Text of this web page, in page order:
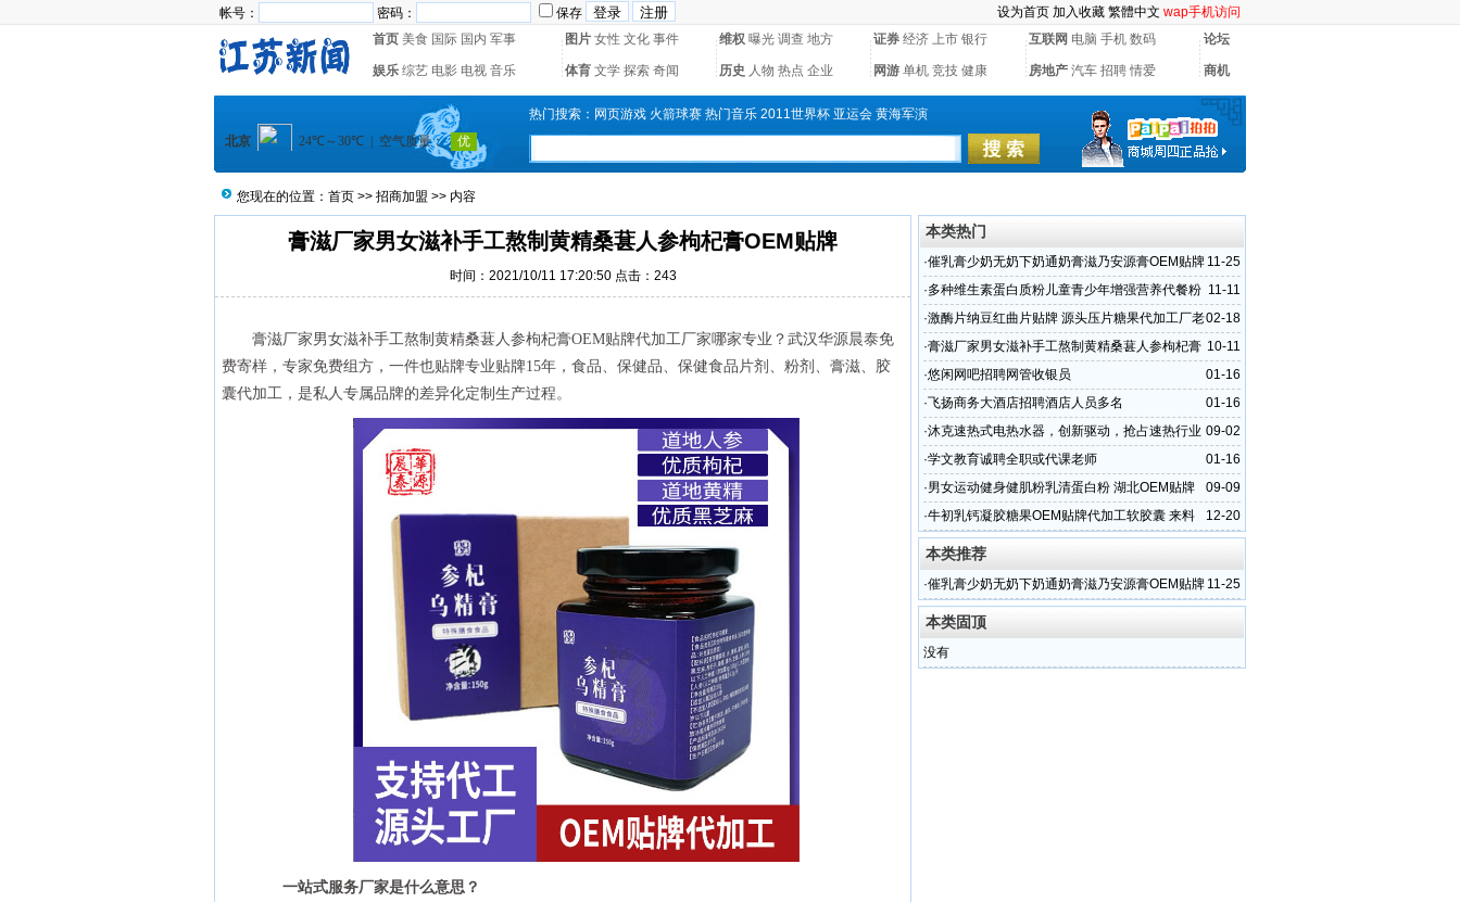
帐号： 密码： 保存 设为首页 加入收藏 繁體中文 wap手机访问
首页 美食 国际 国内 军事 图片 女性 文化 事件 维权 曝光 调查 地方 证券 经济 上市 银行 互联网 电脑 手机 数码 论坛
娱乐 综艺 电影 电视 音乐 体育 文学 探索 奇闻 历史 人物 热点 企业 网游 单机 竞技 健康 房地产 汽车 招聘 情爱 商机
热门搜索： 网页游戏 火箭球赛 热门音乐 2011世界杯 亚运会 黄海军演
您现在的位置： 首页 >> 招商加盟 >> 内容
​膏滋厂家男女滋补手工熬制黄精桑葚人参枸杞膏OEM贴牌
时间：2021/10/11 17:20:50 点击： 243
膏滋厂家男女滋补手工熬制黄精桑葚人参枸杞膏OEM贴牌代加工厂家哪家专业？武汉华源晨泰免
费寄样，专家免费组方，一件也贴牌专业贴牌15年，食品、保健品、保健食品片剂、粉剂、膏滋、胶
囊代加工，是私人专属品牌的差异化定制生产过程。
一站式服务厂家是什么意思？
本类热门
11-25
·催乳膏少奶无奶下奶通奶膏滋乃安源膏OEM贴牌
代加工华源晨泰
11-11
·多种维生素蛋白质粉儿童青少年增强营养代餐粉
补品贴牌代加工厂
02-18
·激酶片纳豆红曲片贴牌 源头压片糖果代加工厂老
年人片剂定制
10-11
·​膏滋厂家男女滋补手工熬制黄精桑葚人参枸杞膏
OEM贴牌
01-16
·悠闲网吧招聘网管收银员
01-16
·飞扬商务大酒店招聘酒店人员多名
09-02
·沐克速热式电热水器，创新驱动，抢占速热行业
先机
01-16
·学文教育诚聘全职或代课老师
09-09
·男女运动健身健肌粉乳清蛋白粉 湖北OEM贴牌
代加工厂家
12-20
·牛初乳钙凝胶糖果OEM贴牌代加工软胶囊 来料
配方定制生产
本类推荐
11-25
·催乳膏少奶无奶下奶通奶膏滋乃安源膏OEM贴牌
代加工华源晨泰
本类固顶
没有